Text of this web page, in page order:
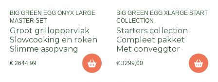
BIG GREEN EGG ONYX LARGE
MASTER SET
Groot grilloppervlak
Slowcooking en roken
Slimme asopvang
€ 2644,99
BIG GREEN EGG XLARGE START
COLLECTION
Starters collection
Compleet pakket
Met conveggtor
€ 3299,00